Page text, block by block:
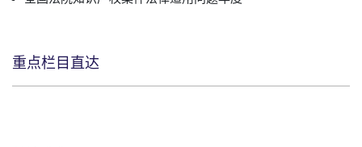
重点栏目直达